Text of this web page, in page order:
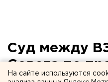
Суд между
Совета по
На сайте используются